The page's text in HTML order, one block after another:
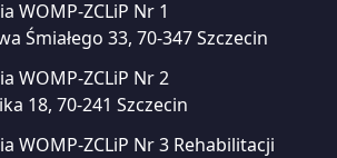
WOMP-ZCLiP Nr 1
Śmiałego 33, 70-347 Szczecin
WOMP-ZCLiP Nr 2
18, 70-241 Szczecin
WOMP-ZCLiP Nr 3 Rehabilitacji